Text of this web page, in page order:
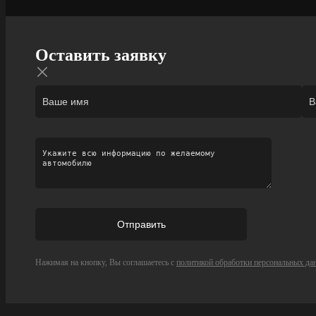
Оставить заявку
Нажимая на кнопку, Вы соглашаетесь с политикой обработки персональных